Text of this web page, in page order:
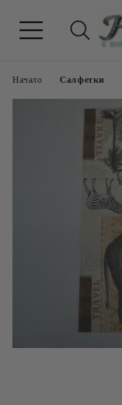
Начало Салфетки